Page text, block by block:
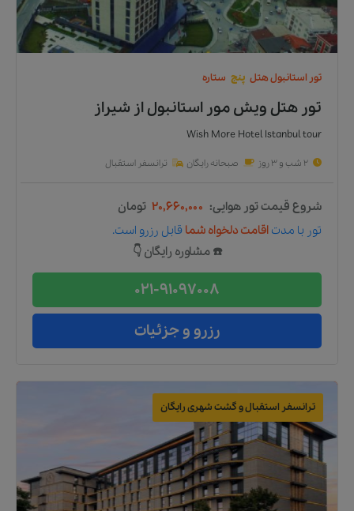
تور استانبولهتل پنج ستاره
تور هتل ویش مور استانبولاز شیراز
Wish More Hotel Istanbul tour
2 شب و 3 روز صبحانه رایگان ترانسفر استقبال
شروع قیمت تور هوایی: ۲۰,۶۶۰,۰۰۰ تومان
تور با مدت اقامت دلخواه شما قابل رزرو است.
☎️ مشاوره رایگان 👇
021-91097008
رزرو و جزئیات
ترانسفر استقبال و گشت شهری رایگان